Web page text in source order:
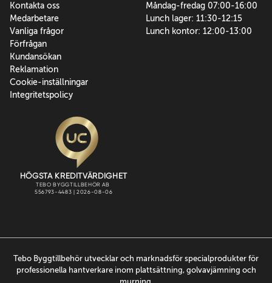
Kontakta oss
Medarbetare
Vanliga frågor
Förfrågan
Kundansökan
Reklamation
Cookie-inställningar
Integritetspolicy
Måndag-fredag 07:00-16:00
Lunch lager: 11:30-12:15
Lunch kontor: 12:00-13:00
Tebo Byggtillbehör utvecklar och marknadsför specialprodukter för
professionella hantverkare inom plattsättning, golvavjämning och